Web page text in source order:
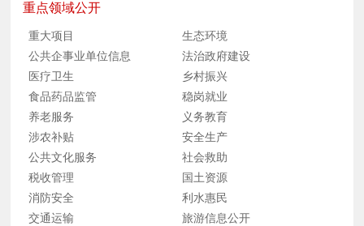
重点领域公开
重大项目
生态环境
公共企事业单位信息
法治政府建设
医疗卫生
乡村振兴
食品药品监管
稳岗就业
养老服务
义务教育
涉农补贴
安全生产
公共文化服务
社会救助
税收管理
国土资源
消防安全
利水惠民
交通运输
旅游信息公开